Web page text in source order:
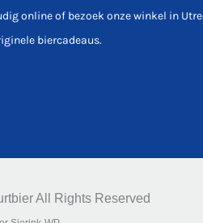
online of bezoek onze winkel in
biercadeaus.
All Rights Reserved